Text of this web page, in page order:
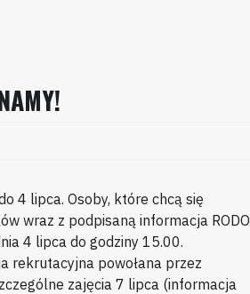
4 lipca. Osoby, które chcą się
wraz z podpisaną informacja RODO
4 lipca do godziny 15.00.
rekrutacyjna powołana przez
zajęcia 7 lipca (informacja